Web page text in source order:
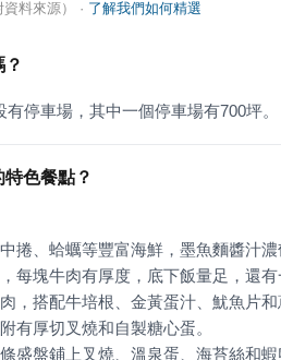
料來源） · 了解我們如何精選
停車場，其中一個停車場有700坪。
色餐點？
盛盤鋪上叉燒、溫泉蛋、海苔絲和蝦